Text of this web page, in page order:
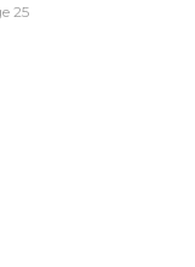
25